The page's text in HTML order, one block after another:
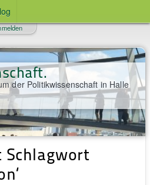
der Politikwissenschaft in Halle